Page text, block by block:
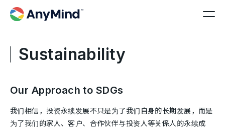
Sustainability
Our Approach to SDGs
我们相信，投资永续发展不只是为了我们自身的长期发展，而是
为了我们的家人、客户、合作伙伴与投资人等关係人的永续成